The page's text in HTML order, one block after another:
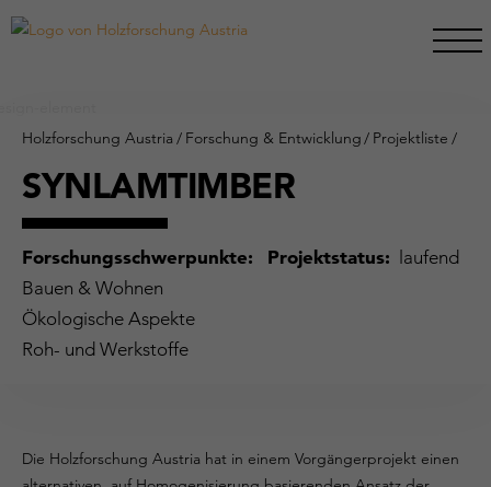
Holzforschung Austria / Forschung & Entwicklung/ Projektliste /
SYNLAMTIMBER
Forschungsschwerpunkte:
Bauen & Wohnen
Ökologische Aspekte
Roh- und Werkstoffe
Projektstatus: laufend
Die Holzforschung Austria hat in einem Vorgängerprojekt einen